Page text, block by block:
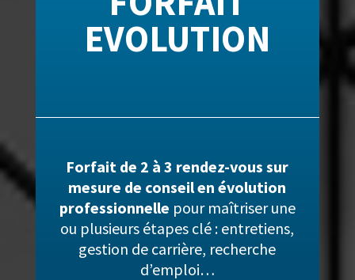
EVOLUTION
Forfait de 2 à 3 rendez-vous sur
mesure de conseil en évolution
professionnelle pour maîtriser une
ou plusieurs étapes clé : entretiens,
gestion de carrière, recherche
d’emploi…